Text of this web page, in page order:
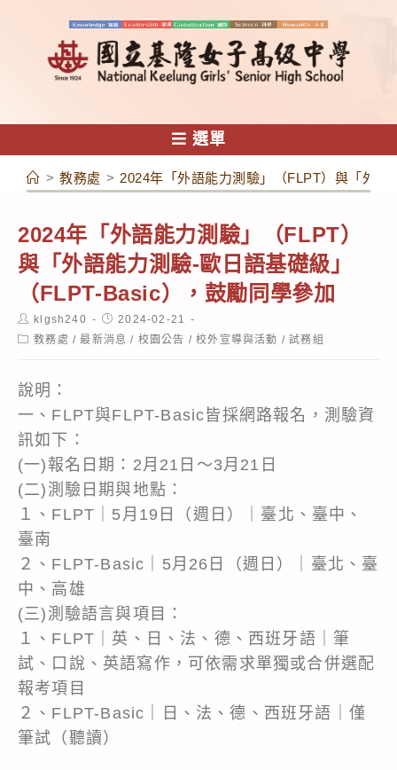
容
選單
> 教務處 > 2024年「外語能力測驗」（FLPT）與「外
2024年「外語能力測驗」（FLPT）
與「外語能力測驗-歐日語基礎級」
（FLPT-Basic），鼓勵同學參加
Post
author:
klgsh240
Post
published:
2024-02-21
Post教務處 / 最新消息 / 校園公告 / 校外宣導與活動 / 試務組
說明：
一、FLPT與FLPT-Basic皆採網路報名，測驗資
訊如下：
(一)報名日期：2月21日～3月21日
(二)測驗日期與地點：
１、FLPT｜5月19日（週日）｜臺北、臺中、
臺南
２、FLPT-Basic｜5月26日（週日）｜臺北、臺
中、高雄
(三)測驗語言與項目：
１、FLPT｜英、日、法、德、西班牙語｜筆
試、口說、英語寫作，可依需求單獨或合併選配
報考項目
２、FLPT-Basic｜日、法、德、西班牙語｜僅
筆試（聽讀）